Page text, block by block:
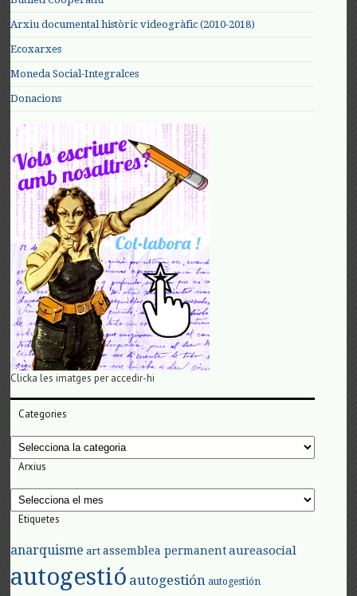
Arxiu documental històric videogràfic (2010-2018)
Ecoxarxes
Moneda Social-Integralces
Donacions
Clicka les imatges per accedir-hi
Categories
Categories
Arxius
Arxius
Etiquetes
anarquisme art assemblea permanent aureasocial
autogestió autogestión autogestión